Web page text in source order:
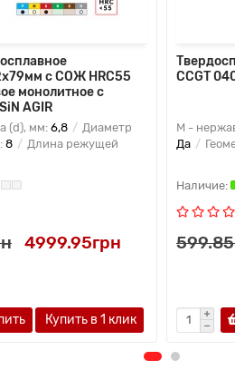
с СОЖ HRC55
монолитное с
AGIR
(d), мм: 6,8
Диаметр
8
Длина режущей
4999.95грн
Купить в 1 клик
CCGT
M -
Да